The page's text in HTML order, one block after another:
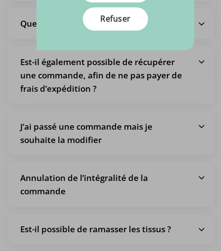
Quels sont les frais d’expédition ?
Est-il également possible de récupérer
une commande, afin de ne pas payer de
frais d’expédition ?
J’ai passé une commande mais je
souhaite la modifier
Annulation de l’intégralité de la
commande
Est-il possible de ramasser les tissus ?
Refuser